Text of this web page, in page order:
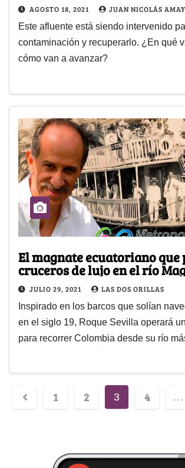
AGOSTO 18, 2021 JUAN NICOLÁS
Este afluente está siendo intervenido
contaminación y recuperarlo. ¿En qué
cómo van a avanzar?
El magnate ecuatoriano
cruceros de lujo en el río
JULIO 29, 2021 LAS DOS ORILLAS
Inspirado en los barcos que solían
en el siglo 19, Roque Sevilla operará
para recorrer Colombia desde su río
1 2 3 4 …